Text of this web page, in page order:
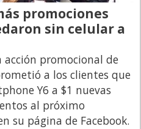
promociones
sin celular a
acción promocional de
a los clientes que
Y6 a $1 nuevas
al próximo
su página de Facebook.